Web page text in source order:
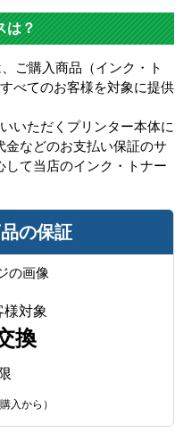
は？
ご購入商品（インク・ト
べてのお客様を対象に提供
いただくプリンター本体に
などのお支払い保証のサ
て当店のインク・トナー
の保証
様対象
換
入から）